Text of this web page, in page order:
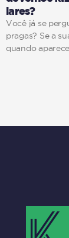
lares?
Você já se
pragas? Se a
quando